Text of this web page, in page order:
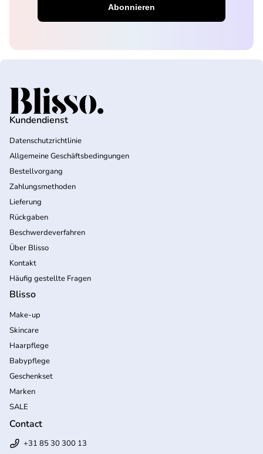
Startseite
Kundendienst
Datenschutzrichtlinie
Allgemeine Geschäftsbedingungen
Bestellvorgang
Zahlungsmethoden
Lieferung
Rückgaben
Beschwerdeverfahren
Über Blisso
Kontakt
Häufig gestellte Fragen
Blisso
Make-up
Skincare
Haarpflege
Babypflege
Geschenkset
Marken
SALE
Contact
+31 85 30 300 13